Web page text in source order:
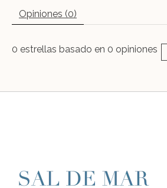
Opiniones (0)
0 estrellas basado en 0 opiniones